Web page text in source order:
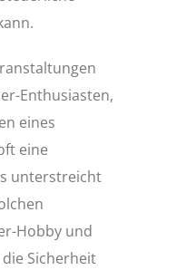
Enthusiasten,
eines
eine
unterstreicht
Hobby und
Sicherheit